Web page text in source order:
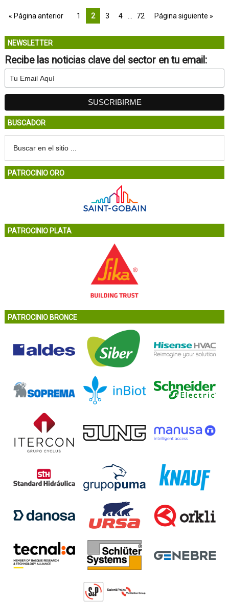
« Página anterior 1 2 3 4 72 Página siguiente »
NEWSLETTER
Recibe las noticias clave del sector en tu email:
BUSCADOR
PATROCINIO ORO
PATROCINIO PLATA
PATROCINIO BRONCE